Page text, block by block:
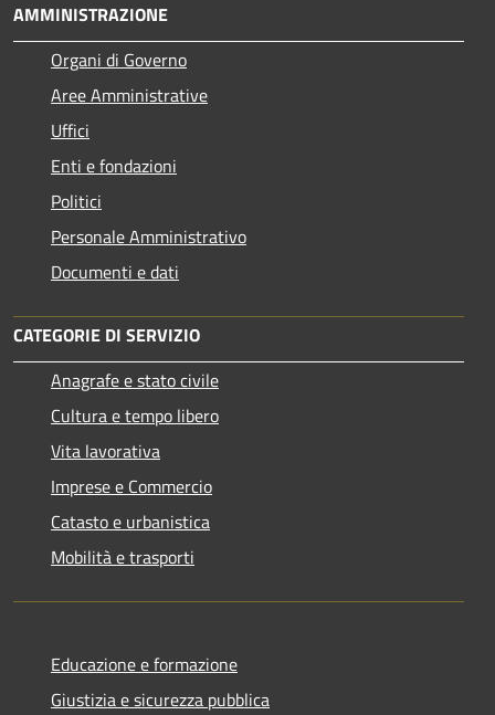
AMMINISTRAZIONE
Organi di Governo
Aree Amministrative
Uffici
Enti e fondazioni
Politici
Personale Amministrativo
Documenti e dati
CATEGORIE DI SERVIZIO
Anagrafe e stato civile
Cultura e tempo libero
Vita lavorativa
Imprese e Commercio
Catasto e urbanistica
Mobilità e trasporti
Educazione e formazione
Giustizia e sicurezza pubblica